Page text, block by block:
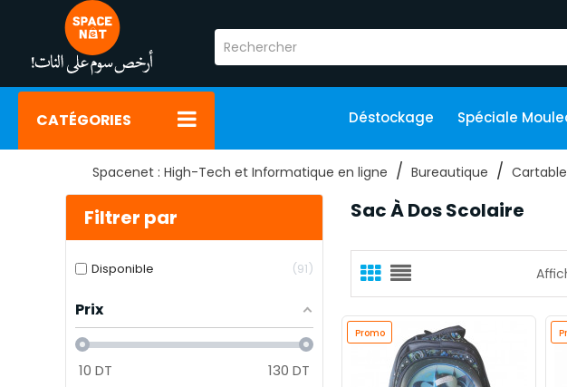
CATÉGORIES Déstockage Spéciale
Spacenet : High-Tech et Informatique en ligne Bureautique Cartable
Filtrer par
Disponible 91
Prix
10 DT 130 DT
Sac À Dos Scolaire
Promo